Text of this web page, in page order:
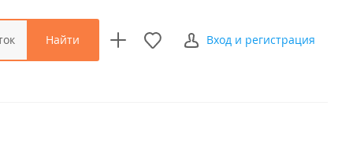
Найти Вход и регистрация